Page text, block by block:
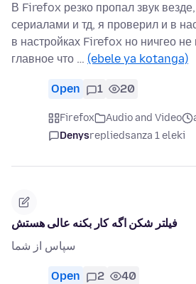
В Firefox резко пропал звук
сериалами и тд, я проверил и в
в настройках Firefox но ничгео
главное что … (ebele ya kotanga)
Open 1 20
Firefox Audio and Video
Denysrepliedsanza 1 eleki
فیلتر شکن اگه کار بکنه عالی هستش
سپاس از شما
Open 2 40